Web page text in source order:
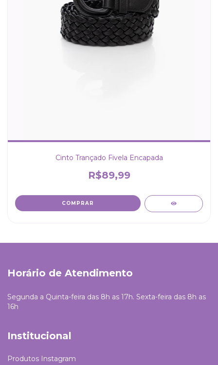
Cinto Trançado Fivela Encapada
R$89,99
COMPRAR
Horário de Atendimento
Segunda a Quinta-feira das 8h as 17h. Sexta-feira das 8h as
16h
Institucional
Produtos Instagram